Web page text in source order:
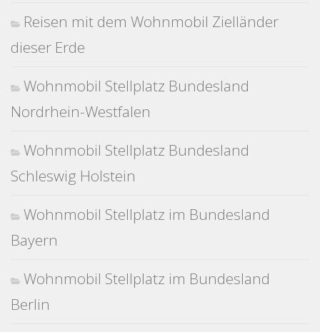
Reisen mit dem Wohnmobil Zielländer
dieser Erde
Wohnmobil Stellplatz Bundesland
Nordrhein-Westfalen
Wohnmobil Stellplatz Bundesland
Schleswig Holstein
Wohnmobil Stellplatz im Bundesland
Bayern
Wohnmobil Stellplatz im Bundesland
Berlin